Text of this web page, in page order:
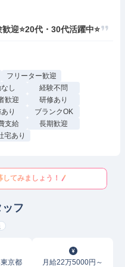
迎⭐20代・30代活躍中⭐
フリーター歓迎
し
経験不問
歓迎
研修あり
り
ブランクOK
支給
長期歓迎
宅あり
てみましょう！
フ
京都 月給22万5000円～